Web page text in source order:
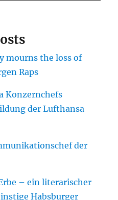
mourns the loss of
Raps
Konzernchefs
der Lufthansa
der
– ein literarischer
Habsburger